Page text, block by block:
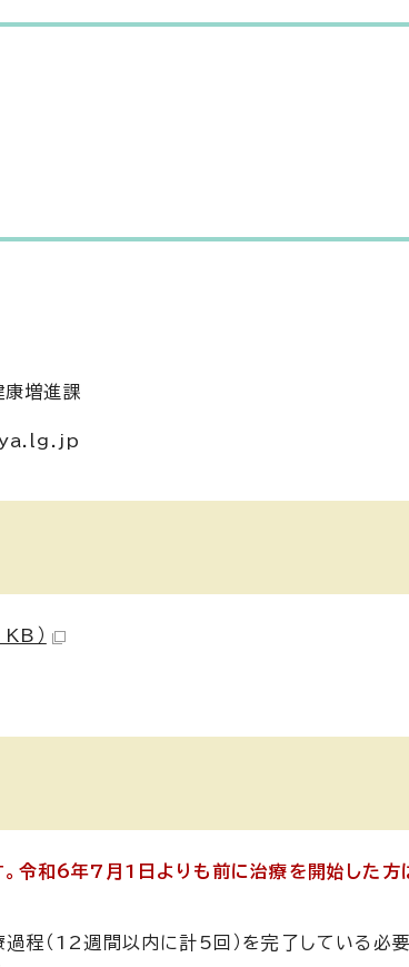
増進課
）
令和6年7月1日よりも前に治療を開始した方
程（12週間以内に計5回）を完了している必